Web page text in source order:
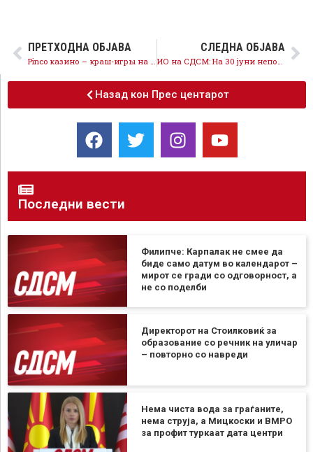
ПРЕТХОДНА ОБЈАВА
Pinco казино – краш-игры на платформе — механика и стратегии
СЛЕДНА ОБЈАВА
ИО на СДСМ: На 30 јуни непосредни внатрепартиски избори за избор на претседател на СДСМ
Назад кон Прес центарот
Последни вести
Филипче: Карпалак не смее да
биде само датум во календарот –
мирот се гради со одговорност, а
не со поделби
Директорот на Стоилковиќ за
образование со речник на уличар
– повторно со навреди
Нема чиста вода за граѓаните,
нема струја, а Мицкоски и ВМРО
за профит туркаат дата центри